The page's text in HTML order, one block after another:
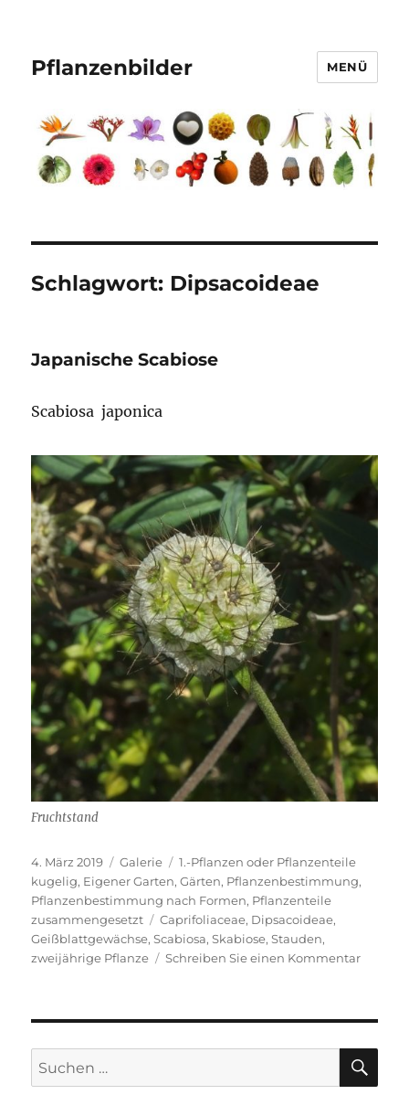
Pflanzenbilder MENÜ
Schlagwort: Dipsacoideae
Japanische Scabiose
Scabiosa japonica
Fruchtstand
Veröffentlicht
am
4. März 2019 Format
Galerie Kategorien
1.-Pflanzen oder Pflanzenteile
kugelig, Eigener Garten,Gärten, Pflanzenbestimmung,
Pflanzenbestimmung nach Formen, Pflanzenteile
zusammengesetzt
Schlagwörter
Caprifoliaceae, Dipsacoideae,
Geißblattgewächse,Scabiosa,Skabiose,Stauden,
zweijährige Pflanze
Schreiben Sie einen Kommentarzu
Suche
nach: